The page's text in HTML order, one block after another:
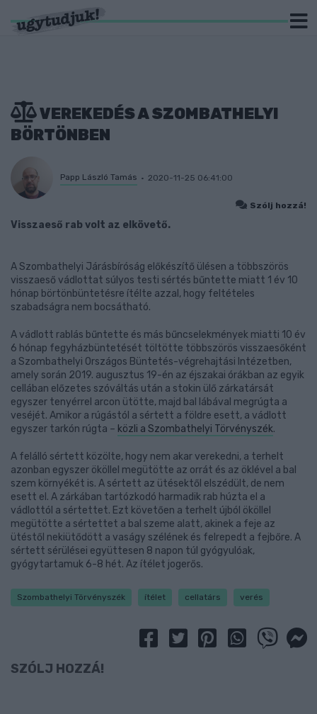
VEREKEDÉS A SZOMBATHELYI
BÖRTÖNBEN
Papp László Tamás 2020-11-25 06:41:00
Szólj hozzá!
Visszaeső rab volt az elkövető.
A Szombathelyi Járásbíróság előkészítő ülésen a többszörös
visszaeső vádlottat súlyos testi sértés bűntette miatt 1 év 10
hónap börtönbüntetésre ítélte azzal, hogy feltételes
szabadságra nem bocsátható.
A vádlott rablás bűntette és más bűncselekmények miatti 10 év
6 hónap fegyházbüntetését töltötte többszörös visszaesőként
a Szombathelyi Országos Büntetés-végrehajtási Intézetben,
amely során 2019. augusztus 19-én az éjszakai órákban az egyik
cellában előzetes szóváltás után a stokin ülő zárkatársát
egyszer tenyérrel arcon ütötte, majd bal lábával megrúgta a
veséjét. Amikor a rúgástól a sértett a földre esett, a vádlott
egyszer tarkón rúgta – közli a Szombathelyi Törvényszék.
A felálló sértett közölte, hogy nem akar verekedni, a terhelt
azonban egyszer ököllel megütötte az orrát és az öklével a bal
szem környékét is. A sértett az ütésektől elszédült, de nem
esett el. A zárkában tartózkodó harmadik rab húzta el a
vádlottól a sértettet. Ezt követően a terhelt újból ököllel
megütötte a sértettet a bal szeme alatt, akinek a feje az
ütéstől nekiütődött a vaságy szélének és felrepedt a fejbőre. A
sértett sérülései együttesen 8 napon túl gyógyulóak,
gyógytartamuk 6-8 hét. Az ítélet jogerős.
Szombathelyi Törvényszék ítélet cellatárs verés
SZÓLJ HOZZÁ!